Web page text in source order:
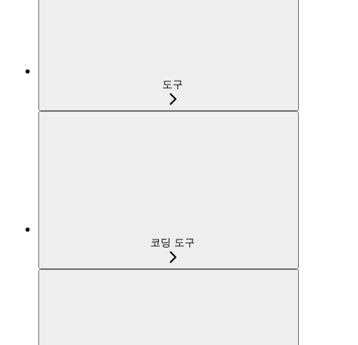
도구
코딩 도구